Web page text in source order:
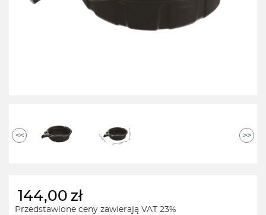
<< >>
144,00 zł
Przedstawione ceny zawierają VAT 23%